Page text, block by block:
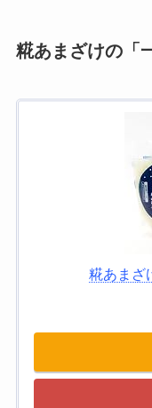
糀あまざけの「
糀あまざ